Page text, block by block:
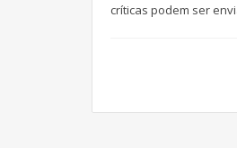
críticas podem ser